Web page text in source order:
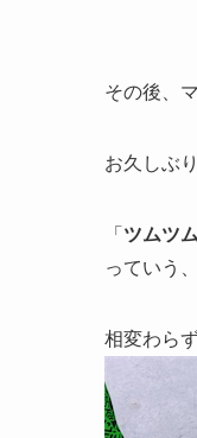
その後、
お久しぶ
「 ツムツ
っていう
相変わら